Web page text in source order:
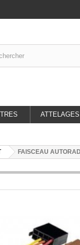
ATTELAGES
FAISCEAU